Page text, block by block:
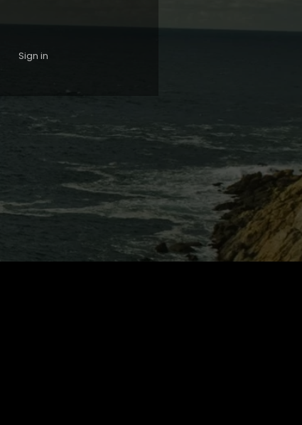
Sign in